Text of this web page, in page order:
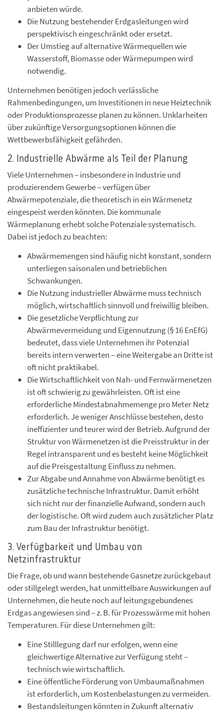
anbieten würde.
Die Nutzung bestehender Erdgasleitungen wird
perspektivisch eingeschränkt oder ersetzt.
Der Umstieg auf alternative Wärmequellen wie
Wasserstoff, Biomasse oder Wärmepumpen wird
notwendig.
Unternehmen benötigen jedoch verlässliche
Rahmenbedingungen, um Investitionen in neue Heiztechnik
oder Produktionsprozesse planen zu können. Unklarheiten
über zukünftige Versorgungsoptionen können die
Wettbewerbsfähigkeit gefährden.
2. Industrielle Abwärme als Teil der Planung
Viele Unternehmen – insbesondere in Industrie und
produzierendem Gewerbe – verfügen über
Abwärmepotenziale, die theoretisch in ein Wärmenetz
eingespeist werden könnten. Die kommunale
Wärmeplanung erhebt solche Potenziale systematisch.
Dabei ist jedoch zu beachten:
Abwärmemengen sind häufig nicht konstant, sondern
unterliegen saisonalen und betrieblichen
Schwankungen.
Die Nutzung industrieller Abwärme muss technisch
möglich, wirtschaftlich sinnvoll und freiwillig bleiben.
Die gesetzliche Verpflichtung zur
Abwärmevermeidung und Eigennutzung (§ 16 EnEfG)
bedeutet, dass viele Unternehmen ihr Potenzial
bereits intern verwerten – eine Weitergabe an Dritte ist
oft nicht praktikabel.
Die Wirtschaftlichkeit von Nah- und Fernwärmenetzen
ist oft schwierig zu gewährleisten. Oft ist eine
erforderliche Mindestabnahmemenge pro Meter Netz
erforderlich. Je weniger Anschlüsse bestehen, desto
ineffizienter und teurer wird der Betrieb. Aufgrund der
Struktur von Wärmenetzen ist die Preisstruktur in der
Regel intransparent und es besteht keine Möglichkeit
auf die Preisgestaltung Einfluss zu nehmen.
Zur Abgabe und Annahme von Abwärme benötigt es
zusätzliche technische Infrastruktur. Damit erhöht
sich nicht nur der finanzielle Aufwand, sondern auch
der logistische. Oft wird zudem auch zusätzlicher Platz
zum Bau der Infrastruktur benötigt.
3. Verfügbarkeit und Umbau von
Netzinfrastruktur
Die Frage, ob und wann bestehende Gasnetze zurückgebaut
oder stillgelegt werden, hat unmittelbare Auswirkungen auf
Unternehmen, die heute noch auf leitungsgebundenes
Erdgas angewiesen sind – z. B. für Prozesswärme mit hohen
Temperaturen. Für diese Unternehmen gilt:
Eine Stilllegung darf nur erfolgen, wenn eine
gleichwertige Alternative zur Verfügung steht –
technisch wie wirtschaftlich.
Eine öffentliche Förderung von Umbaumaßnahmen
ist erforderlich, um Kostenbelastungen zu vermeiden.
Bestandsleitungen könnten in Zukunft alternativ